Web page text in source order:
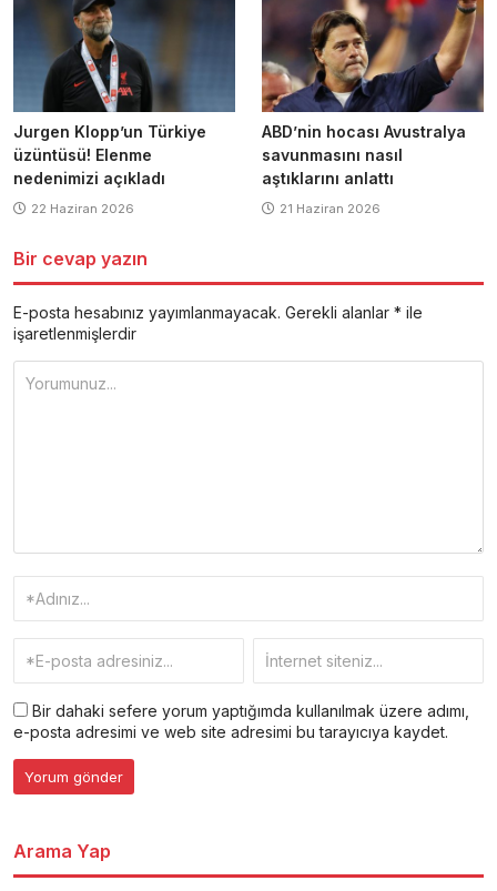
Jurgen Klopp’un Türkiye
üzüntüsü! Elenme
nedenimizi açıkladı
22 Haziran 2026
ABD’nin hocası Avustralya
savunmasını nasıl
aştıklarını anlattı
21 Haziran 2026
Bir cevap yazın
E-posta hesabınız yayımlanmayacak. Gerekli alanlar * ile
işaretlenmişlerdir
Bir dahaki sefere yorum yaptığımda kullanılmak üzere adımı,
e-posta adresimi ve web site adresimi bu tarayıcıya kaydet.
Arama Yap